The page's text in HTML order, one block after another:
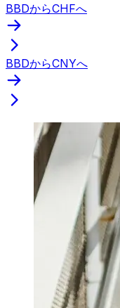
BBDからCHFへ
BBDからCNYへ